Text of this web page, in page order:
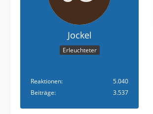
Jockel
Erleuchteter
Reaktionen
5.040
Beiträge
3.537